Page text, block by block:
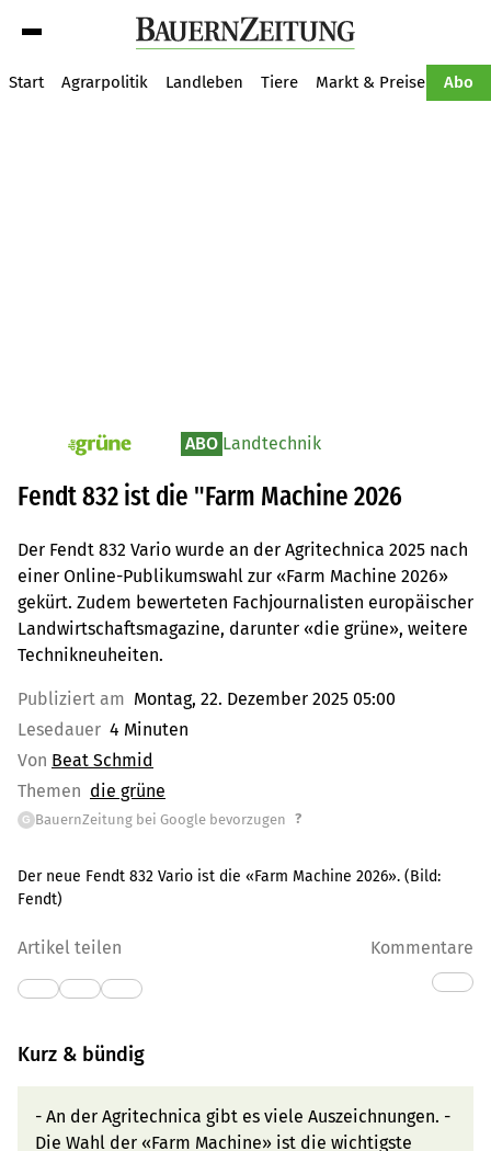
Start Agrarpolitik Landleben Tiere Markt & Preise Abo
pv_die-grune-online ABO Landtechnik
Fendt 832 ist die "Farm Machine 2026
Der Fendt 832 Vario wurde an der Agritechnica 2025 nach
einer Online-Publikumswahl zur «Farm Machine 2026»
gekürt. Zudem bewerteten Fachjournalisten europäischer
Landwirtschaftsmagazine, darunter «die grüne», weitere
Technikneuheiten.
Publiziert am Montag, 22. Dezember 2025 05:00
Lesedauer 4 Minuten
Von Beat Schmid
Themen die grüne
G BauernZeitung bei Google bevorzugen ?
Der neue Fendt 832 Vario ist die «Farm Machine 2026». (Bild:
Fendt)
Artikel teilen Kommentare
Kurz & bündig
- An der Agritechnica gibt es viele Auszeichnungen. -
Die Wahl der «Farm Machine» ist die wichtigste